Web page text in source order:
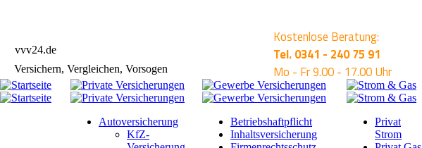
vvv24.de
Versichern, Vergleichen, Vorsogen
Kostenlose Beratung:
Tel. 0341 - 240 75 91
Mo - Fr 9.00 - 17.00 Uhr
Privat
Strom
Betriebshaftpflicht
Inhaltsversicherung
Autoversicherung
KfZ-